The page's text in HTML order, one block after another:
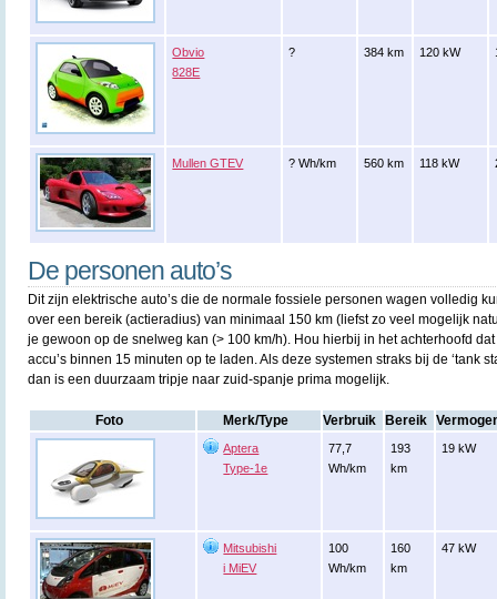
Obvio
828E
? 384 km 120 kW
Mullen GTEV ? Wh/km 560 km 118 kW
De personen auto’s
Dit zijn elektrische auto’s die de normale fossiele personen wagen volledig
over een bereik (actieradius) van minimaal 150 km (liefst zo veel mogelijk
je gewoon op de snelweg kan (> 100 km/h). Hou hierbij in het achterhoofd
accu’s binnen 15 minuten op te laden. Als deze systemen straks bij de ‘tank
dan is een duurzaam tripje naar zuid-spanje prima mogelijk.
Foto Merk/Type Verbruik Bereik
Aptera
Type-1e
77,7
Wh/km
193
km
19 kW
Mitsubishi
i MiEV
100
Wh/km
160
km
47 kW